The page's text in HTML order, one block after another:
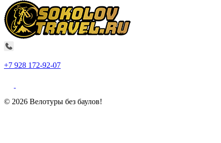
+7 928 172-92-07
© 2026 Велотуры без баулов!